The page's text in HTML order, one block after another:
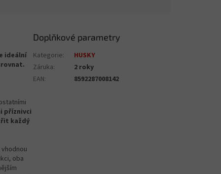
ideální
příznivci
každý
oba
Doplňkové parametry
Kategorie:
HUSKY
Záruka:
2 roky
EAN: 8592287008142